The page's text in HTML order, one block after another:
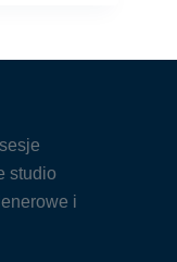
studio
i